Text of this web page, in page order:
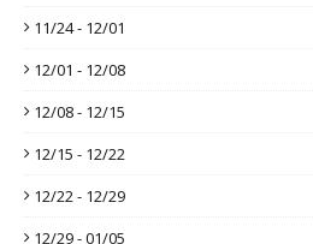
11/24 - 12/01
12/01 - 12/08
12/08 - 12/15
12/15 - 12/22
12/22 - 12/29
12/29 - 01/05